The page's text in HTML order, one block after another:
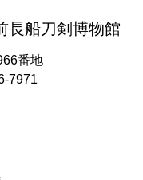
船刀剣博物館
番地
7971